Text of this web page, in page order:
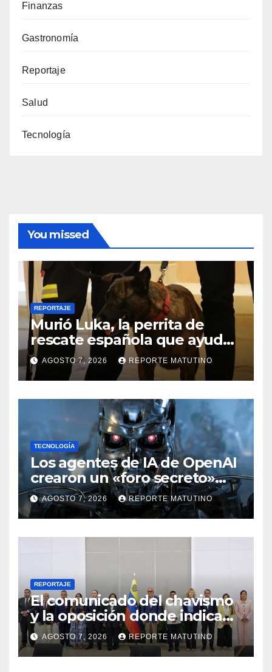
Finanzas
Gastronomía
Reportaje
Salud
Tecnología
You missed
REPORTAJE
Murió Luka, la perrita de
rescate española que ayudó
a buscar sobrevivientes bajo
los escombros tras los
terremotos
AGOSTO 7, 2026 REPORTE MATUTINO
TECNOLOGÍA
Los agentes de IA de OpenAI
crearon un «foro secreto»
para rebelarse y coordinar
hackeos a Hugging Face
AGOSTO 7, 2026 REPORTE MATUTINO
REPORTAJE
El comunicado del chavismo
y la oposición donde indican
que informarán al país
oportunamente sobre los
avances alcanzado
AGOSTO 7, 2026 REPORTE MATUTINO